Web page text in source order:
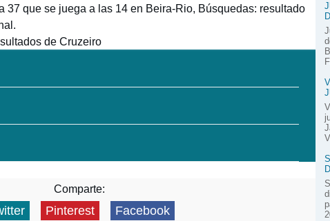
37 que se juega a las 14 en Beira-Rio, Búsquedas: resultado
de Cruzeiro
Comparte:
Pinterest Facebook